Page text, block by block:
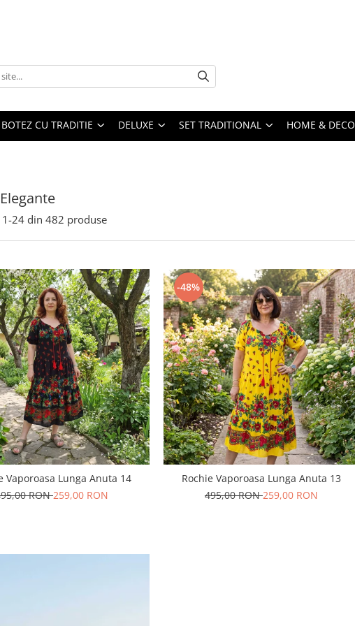
BOTEZ CU TRADITIE DELUXE SET TRADITIONAL HOME & DECO
1-24 din 482 produse
Vaporoasa Lunga Anuta 14
RON259,00 RON
-48%
Rochie Vaporoasa Lunga Anuta 13
495,00 RON259,00 RON